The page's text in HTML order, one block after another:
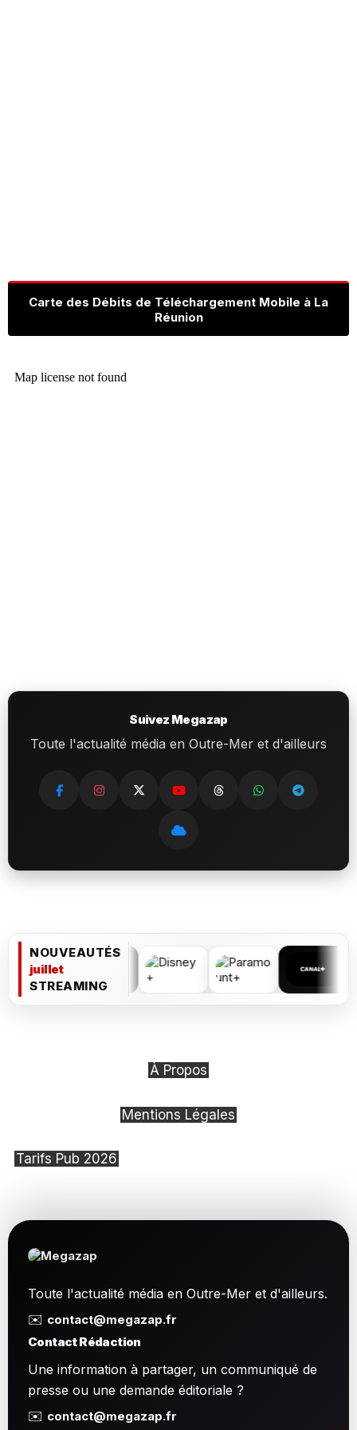
Carte des Débits de Téléchargement Mobile à La
Réunion
Suivez Megazap
Toute l'actualité média en Outre-Mer et d'ailleurs
NOUVEAUTÉS
juillet
STREAMING
À Propos
Mentions Légales
Tarifs Pub 2026
Toute l'actualité média en Outre-Mer et d'ailleurs.
✉️ contact@megazap.fr
Contact Rédaction
Une information à partager, un communiqué de
presse ou une demande éditoriale ?
✉️ contact@megazap.fr